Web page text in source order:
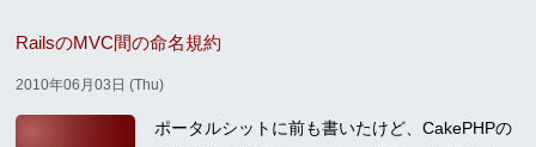
RailsのMVC間の命名規約
2010年06月03日 (Thu)
ポータルシットに前も書いたけど、CakePHPの